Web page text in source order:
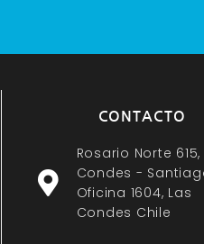
CONTACTO
Rosario Norte 615,
Condes -
Oficina 1604, Las
Condes Chile